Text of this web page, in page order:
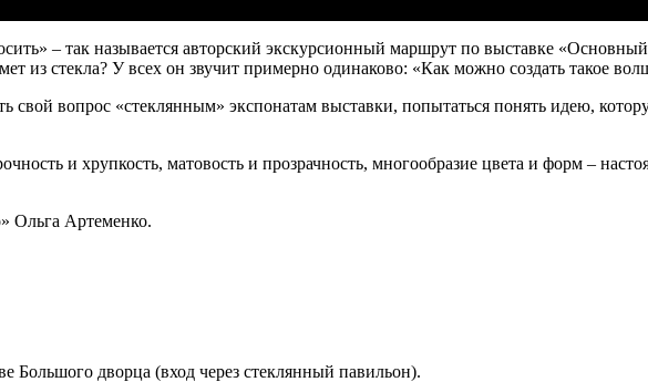
– так называется авторский экскурсионный маршрут по выставке
из стекла? У всех он звучит примерно одинаково: «Как можно создать такое
свой вопрос «стеклянным» экспонатам выставки, попытаться понять идею,
и хрупкость, матовость и прозрачность, многообразие цвета и форм –
Ольга Артеменко.
Большого дворца (вход через стеклянный павильон).